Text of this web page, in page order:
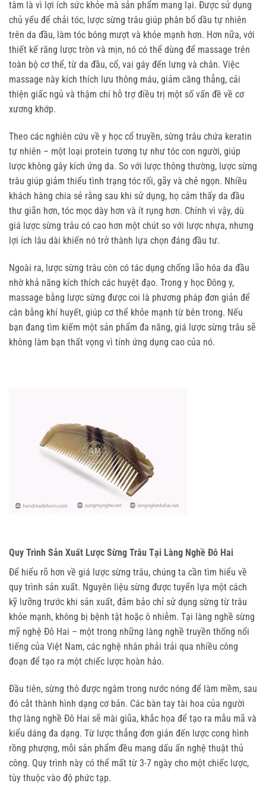
tâm là vì lợi ích sức khỏe mà sản phẩm mang lại. Được sử dụng
chủ yếu để chải tóc, lược sừng trâu giúp phân bổ dầu tự nhiên
trên da đầu, làm tóc bóng mượt và khỏe mạnh hơn. Hơn nữa, với
thiết kế răng lược tròn và mịn, nó có thể dùng để massage trên
toàn bộ cơ thể, từ da đầu, cổ, vai gáy đến lưng và chân. Việc
massage này kích thích lưu thông máu, giảm căng thẳng, cải
thiện giấc ngủ và thậm chí hỗ trợ điều trị một số vấn đề về cơ
xương khớp.
Theo các nghiên cứu về y học cổ truyền, sừng trâu chứa keratin
tự nhiên – một loại protein tương tự như tóc con người, giúp
lược không gây kích ứng da. So với lược thông thường, lược sừng
trâu giúp giảm thiểu tình trạng tóc rối, gãy và chẻ ngọn. Nhiều
khách hàng chia sẻ rằng sau khi sử dụng, họ cảm thấy da đầu
thư giãn hơn, tóc mọc dày hơn và ít rụng hơn. Chính vì vậy, dù
giá lược sừng trâu có cao hơn một chút so với lược nhựa, nhưng
lợi ích lâu dài khiến nó trở thành lựa chọn đáng đầu tư.
Ngoài ra, lược sừng trâu còn có tác dụng chống lão hóa da đầu
nhờ khả năng kích thích các huyệt đạo. Trong y học Đông y,
massage bằng lược sừng được coi là phương pháp đơn giản để
cân bằng khí huyết, giúp cơ thể khỏe mạnh từ bên trong. Nếu
bạn đang tìm kiếm một sản phẩm đa năng, giá lược sừng trâu sẽ
không làm bạn thất vọng vì tính ứng dụng cao của nó.
Quy Trình Sản Xuất Lược Sừng Trâu Tại Làng Nghề Đô Hai
Để hiểu rõ hơn về giá lược sừng trâu, chúng ta cần tìm hiểu về
quy trình sản xuất. Nguyên liệu sừng được tuyển lựa một cách
kỹ lưỡng trước khi sản xuất, đảm bảo chỉ sử dụng sừng từ trâu
khỏe mạnh, không bị bệnh tật hoặc ô nhiễm. Tại làng nghề sừng
mỹ nghệ Đô Hai – một trong những làng nghề truyền thống nổi
tiếng của Việt Nam, các nghệ nhân phải trải qua nhiều công
đoạn để tạo ra một chiếc lược hoàn hảo.
Đầu tiên, sừng thô được ngâm trong nước nóng để làm mềm, sau
đó cắt thành hình dạng cơ bản. Các bàn tay tài hoa của người
thợ làng nghề Đô Hai sẽ mài giũa, khắc họa để tạo ra mẫu mã và
kiểu dáng đa dạng. Từ lược thẳng đơn giản đến lược cong hình
rồng phượng, mỗi sản phẩm đều mang dấu ấn nghệ thuật thủ
công. Quy trình này có thể mất từ 3-7 ngày cho một chiếc lược,
tùy thuộc vào độ phức tạp.